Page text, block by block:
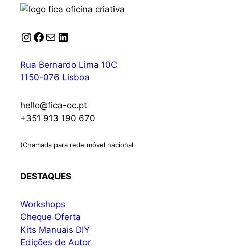
Instagram
Facebook
Correio
LinkedIn
Rua Bernardo Lima 10C
1150-076 Lisboa
hello@fica-oc.pt
+351 913 190 670
(Chamada para rede móvel nacional
DESTAQUES
Workshops
Cheque Oferta
Kits Manuais DIY
Edições de Autor